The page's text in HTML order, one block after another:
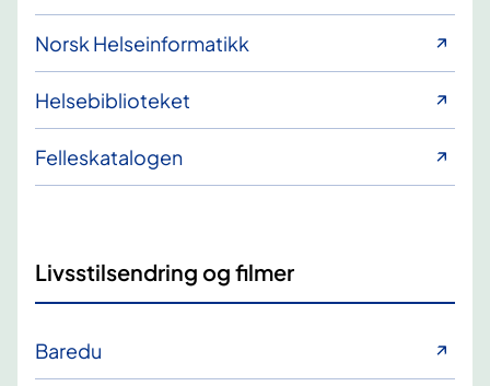
Norsk Helseinformatikk
Helsebiblioteket
Felleskatalogen
Livsstilsendring og filmer
Baredu